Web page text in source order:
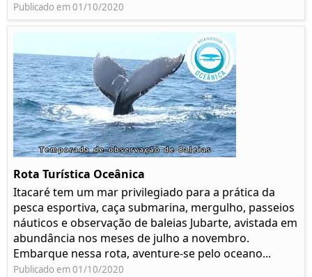
Publicado em 01/10/2020
Rota Turística Oceânica
Itacaré tem um mar privilegiado para a prática da
pesca esportiva, caça submarina, mergulho, passeios
náuticos e observação de baleias Jubarte, avistada em
abundância nos meses de julho a novembro.
Embarque nessa rota, aventure-se pelo oceano...
Publicado em 01/10/2020